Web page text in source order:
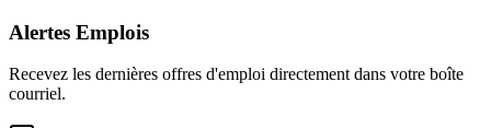
Alertes Emplois
Recevez les dernières offres d'emploi directement dans votre boîte
courriel.